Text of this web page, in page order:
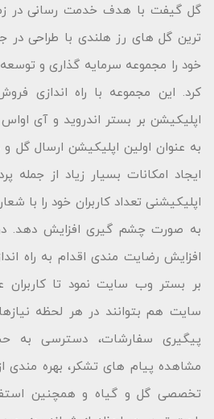
گل گیفت با هدف خدمت رسانی در
ترین گل های رز هلندی با طراحی در
خود را مجموعه سرمایه گذاری و
کرد. این مجموعه با راه اندازی
به عنوان اولین اپلیکیشن ارسال گل
ایجاد امکانات بسیار زیاد از جمله
اپلیکیشنی تعداد کاربران خود را با
به صورت چشم گیری افزایش دهد. در
افزایش رضایت مندی اقدام به راه
بر بستر وب سایت نمود تا کاربران
سایت هم بتوانند در هر لحظه
پیگیری سفارشات، دسترسی به
مشاهده پیام های تشکر، بهره مندی
تخصصی گل و گیاه و همچنین